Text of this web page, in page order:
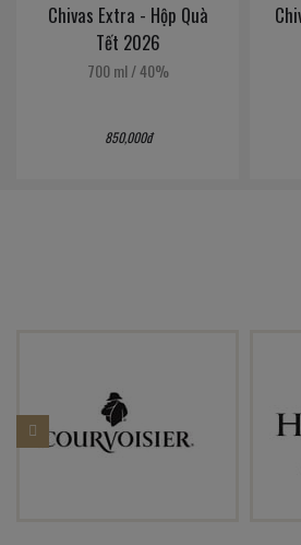
Chivas 15 Năm - Hộp Quà
Tết 2026
700 ml/
1,350,000đ